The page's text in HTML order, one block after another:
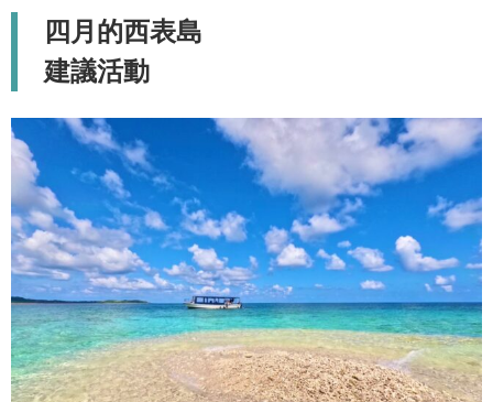
四月的西表島
建議活動